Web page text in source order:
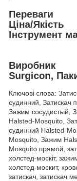
Переваги
Ціна/Якість
Інструмент
Виробник
Surgicon,
Ключові слова:
судинний, Затискач
Зажим сосудистый,
Halsted-Mosquito,
судинний Halsted-
Mosquito, Зажим
Mosquito прямой,
холстед-москіт,
холстед-москит,
затискач, затискач